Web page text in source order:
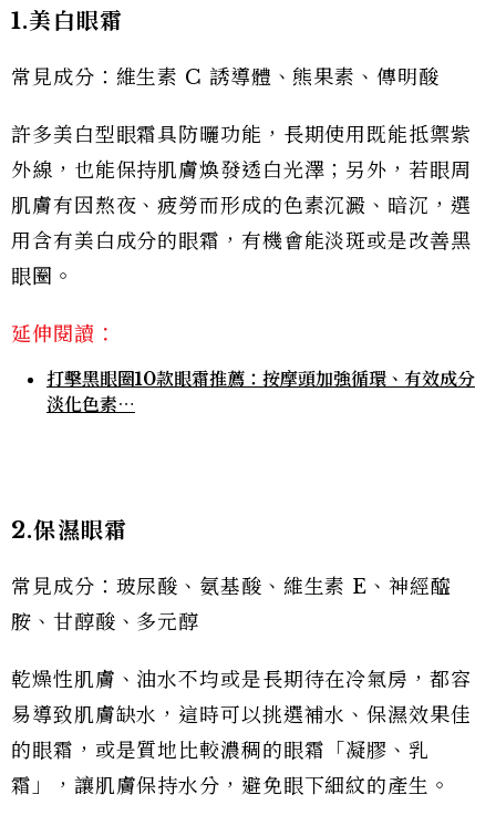
1.美白眼霜
常見成分：維生素 C 誘導體、熊果素、傳明酸
許多美白型眼霜具防曬功能，長期使用既能抵禦紫
外線，也能保持肌膚煥發透白光澤；另外，若眼周
肌膚有因熬夜、疲勞而形成的色素沉澱、暗沉，選
用含有美白成分的眼霜，有機會能淡斑或是改善黑
眼圈。
延伸閱讀：
打擊黑眼圈10款眼霜推薦：按摩頭加強循環、有效成分
淡化色素⋯
2.保濕眼霜
常見成分：玻尿酸、氨基酸、維生素 E、神經醯
胺、甘醇酸、多元醇
乾燥性肌膚、油水不均或是長期待在冷氣房，都容
易導致肌膚缺水，這時可以挑選補水、保濕效果佳
的眼霜，或是質地比較濃稠的眼霜「凝膠、乳
霜」，讓肌膚保持水分，避免眼下細紋的產生。